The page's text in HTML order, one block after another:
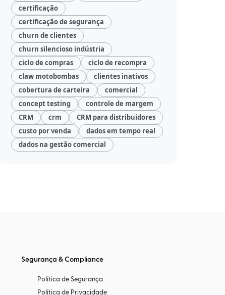
certificação
certificação de segurança
churn de clientes
churn silencioso indústria
ciclo de compras
ciclo de recompra
claw motobombas
clientes inativos
cobertura de carteira
comercial
concept testing
controle de margem
CRM
crm
CRM para distribuidores
custo por venda
dados em tempo real
dados na gestão comercial
Segurança & Compliance
Política de Segurança
Política de Privacidade